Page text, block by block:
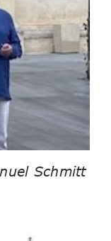
Schmitt